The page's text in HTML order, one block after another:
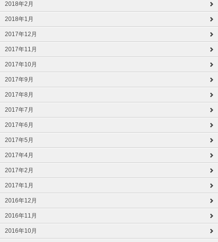
2018年2月
2018年1月
2017年12月
2017年11月
2017年10月
2017年9月
2017年8月
2017年7月
2017年6月
2017年5月
2017年4月
2017年2月
2017年1月
2016年12月
2016年11月
2016年10月